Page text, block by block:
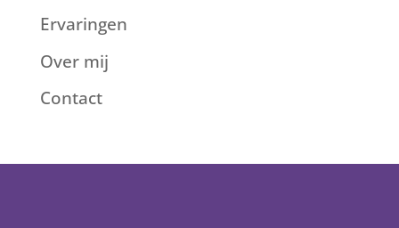
Ervaringen
Over mij
Contact